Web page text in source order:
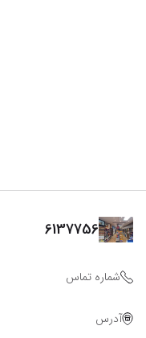
6137756
شماره تماس
آدرس